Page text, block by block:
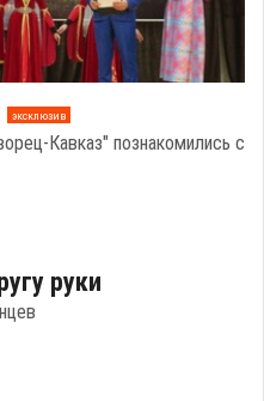
эксклюзив
Кавказ" познакомились с
руки